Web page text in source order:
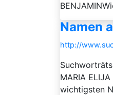
Namen
http://
MARIA
wichtigsten